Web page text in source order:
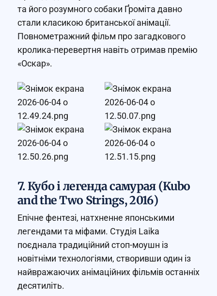
та його розумного собаки Ґроміта давно
стали класикою британської анімації.
Повнометражний фільм про загадкового
кролика-перевертня навіть отримав премію
«Оскар».
7. Кубо і легенда самурая (Kubo
and the Two Strings, 2016)
Епічне фентезі, натхненне японськими
легендами та міфами. Студія Laika
поєднала традиційний стоп-моушн із
новітніми технологіями, створивши один із
найвражаючих анімаційних фільмів останніх
десятиліть.